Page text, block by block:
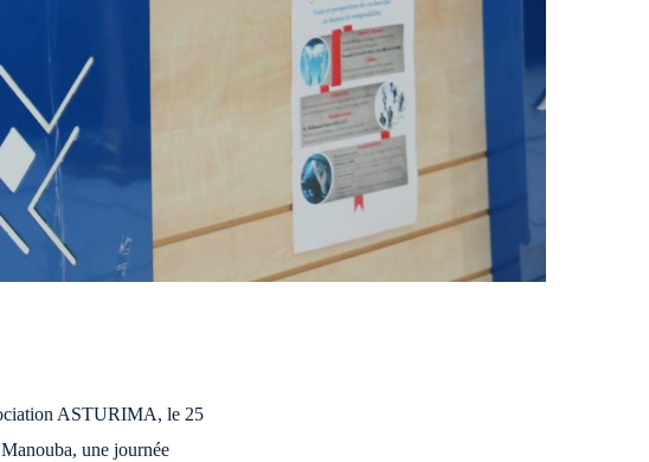
ASTURIMA, le 25
une journée